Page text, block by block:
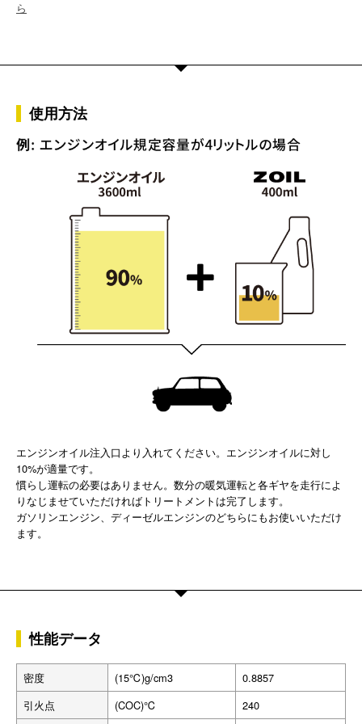
ら
使用方法
エンジンオイル注入口より入れてください。エンジンオイルに対し
10%が適量です。
慣らし運転の必要はありません。数分の暖気運転と各ギヤを走行によ
りなじませていただければトリートメントは完了します。
ガソリンエンジン、ディーゼルエンジンのどちらにもお使いいただけ
ます。
性能データ
密度 (15℃)g/cm3
0.8857
引火点
(COC)℃ 240